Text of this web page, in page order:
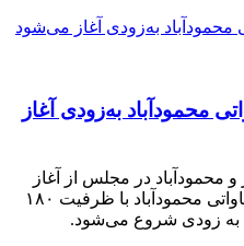
نیروگاه ۵۰۰ مگاواتی محمودآباد به‌زودی آغاز
و محمودآباد در مجلس از آغاز
اجرای فاز نخست نیروگاه ۵۰۰ مگاواتی محمودآباد با ظرفیت ۱۸۰
به زودی شروع می‌شود.